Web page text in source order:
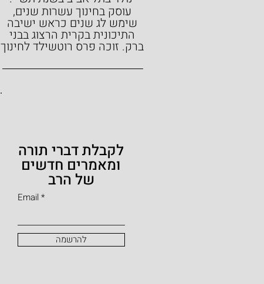
עוסק בחינוך עשרות שנים,
שימש לג שנים כראש ישיבה
התיכונית בקרית הרצוג בבני
ברק. זוכה פרס רוטשילד לחינוך
לקבלת דברי תורה
ומאמרים חדשים
של הרב
Email
להרשמה